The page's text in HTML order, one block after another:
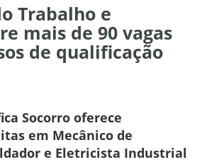
Trabalho e
mais de 90 vagas
de qualificação
Socorro oferece
em Mecânico de
e Eletricista Industrial